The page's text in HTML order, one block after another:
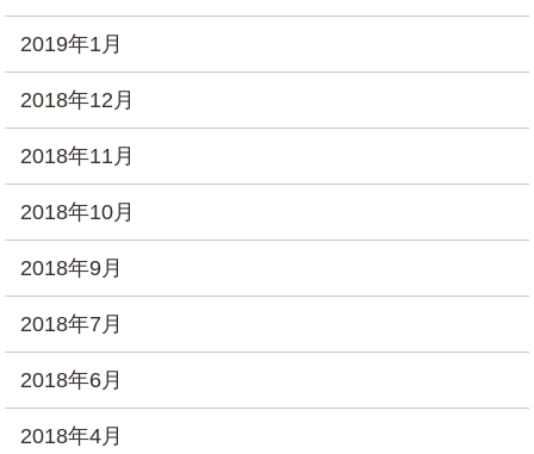
2019年1月
2018年12月
2018年11月
2018年10月
2018年9月
2018年7月
2018年6月
2018年4月